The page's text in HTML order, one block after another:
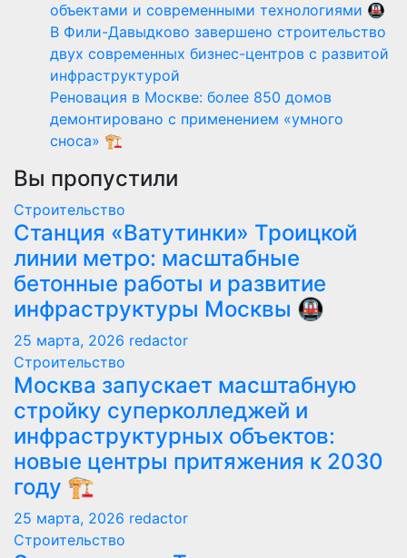
объектами и современными технологиями 🚇
В Фили-Давыдково завершено строительство
двух современных бизнес-центров с развитой
инфраструктурой
Реновация в Москве: более 850 домов
демонтировано с применением «умного
сноса» 🏗️
Вы пропустили
Строительство
Станция «Ватутинки» Троицкой
линии метро: масштабные
бетонные работы и развитие
инфраструктуры Москвы 🚇
25 марта, 2026 redactor
Строительство
Москва запускает масштабную
стройку суперколледжей и
инфраструктурных объектов:
новые центры притяжения к 2030
году 🏗️
25 марта, 2026 redactor
Строительство